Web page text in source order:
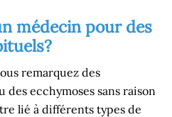
médecin pour des
remarquez des
des ecchymoses sans raison
lié à différents types de